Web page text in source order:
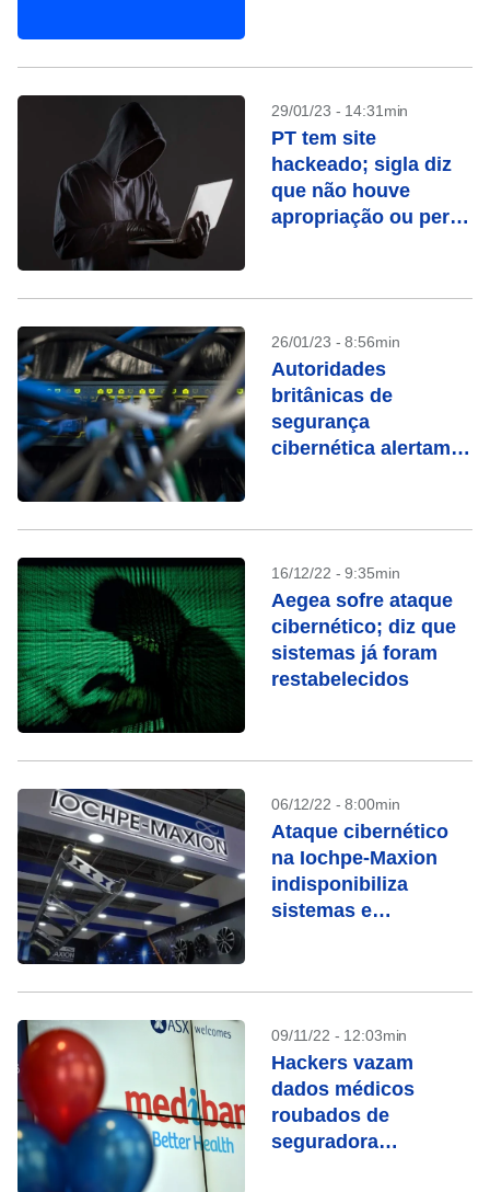
29/01/23 - 14:31min
PT tem site
hackeado; sigla diz
que não houve
apropriação ou perda
26/01/23 - 8:56min
Autoridades
britânicas de
segurança
cibernética alertam
16/12/22 - 9:35min
Aegea sofre ataque
cibernético; diz que
sistemas já foram
restabelecidos
06/12/22 - 8:00min
Ataque cibernético
na Iochpe-Maxion
indisponibiliza
sistemas e
09/11/22 - 12:03min
Hackers vazam
dados médicos
roubados de
seguradora